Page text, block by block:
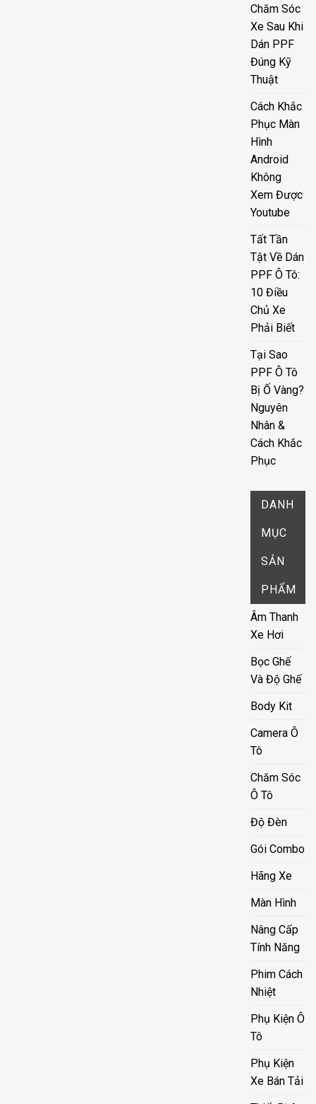
Chăm Sóc
Xe Sau Khi
Dán PPF
Đúng Kỹ
Thuật
Cách Khắc
Phục Màn
Hình
Android
Không
Xem Được
Youtube
Tất Tần
Tật Về Dán
PPF Ô Tô:
10 Điều
Chủ Xe
Phải Biết
Tại Sao
PPF Ô Tô
Bị Ố Vàng?
Nguyên
Nhân &
Cách Khắc
Phục
DANH
MỤC
SẢN
PHẨM
Âm Thanh
Xe Hơi
Bọc Ghế
Và Độ Ghế
Body Kit
Camera Ô
Tô
Chăm Sóc
Ô Tô
Độ Đèn
Gói Combo
Hãng Xe
Màn Hình
Nâng Cấp
Tính Năng
Phim Cách
Nhiệt
Phụ Kiện Ô
Tô
Phụ Kiện
Xe Bán Tải